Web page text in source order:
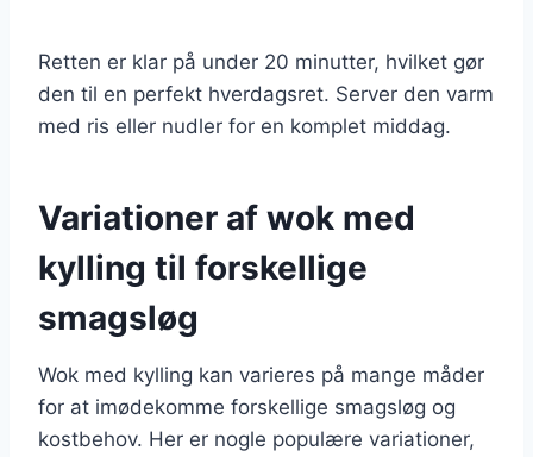
Retten er klar på under 20 minutter, hvilket gør
den til en perfekt hverdagsret. Server den varm
med ris eller nudler for en komplet middag.
Variationer af wok med
kylling til forskellige
smagsløg
Wok med kylling kan varieres på mange måder
for at imødekomme forskellige smagsløg og
kostbehov. Her er nogle populære variationer,